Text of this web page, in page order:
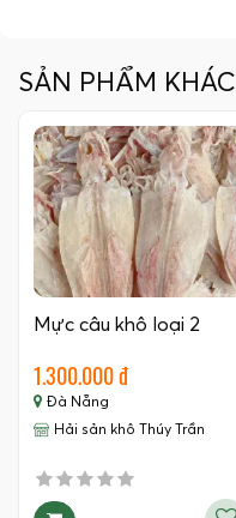
SẢN PHẨM
Mực câu khô loại 2
1.300.000 đ
Đà Nẵng
Hải sản khô Thúy Trần